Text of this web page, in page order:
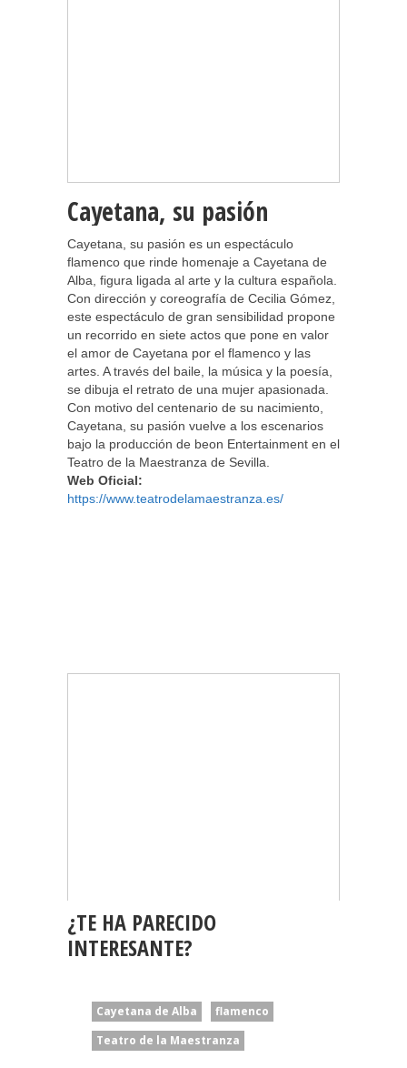
Cayetana, su pasión
Cayetana, su pasión es un espectáculo
flamenco que rinde homenaje a Cayetana de
Alba, figura ligada al arte y la cultura española.
Con dirección y coreografía de Cecilia Gómez,
este espectáculo de gran sensibilidad propone
un recorrido en siete actos que pone en valor
el amor de Cayetana por el flamenco y las
artes. A través del baile, la música y la poesía,
se dibuja el retrato de una mujer apasionada.
Con motivo del centenario de su nacimiento,
Cayetana, su pasión vuelve a los escenarios
bajo la producción de beon Entertainment en el
Teatro de la Maestranza de Sevilla.
Web Oficial:
https://www.teatrodelamaestranza.es/
¿TE HA PARECIDO
INTERESANTE?
Cayetana de Alba
flamenco
Teatro de la Maestranza